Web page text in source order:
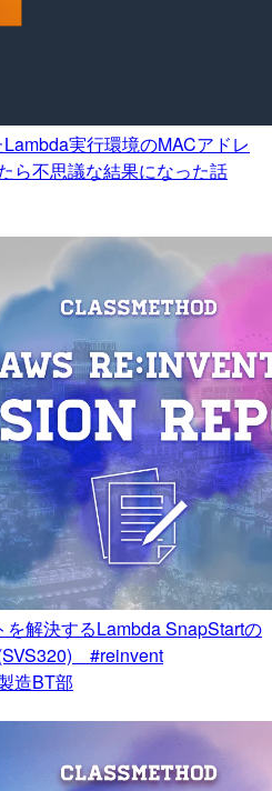
実行環境のMACアドレ
ら不思議な結果になった話
解決するLambda SnapStartの
#reinvent
造BT部